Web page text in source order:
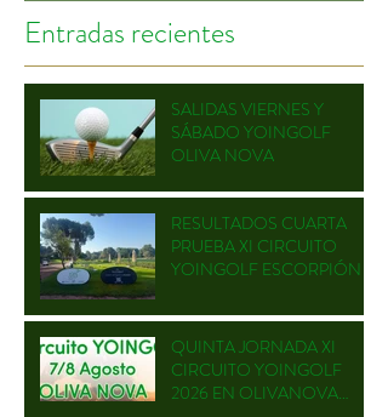
Entradas recientes
SALIDAS VIERNES Y
SÁBADO YOINGOLF
OLIVA NOVA
RESULTADOS CUARTA
PRUEBA XI CIRCUITO
YOINGOLF ESCORPIÓN
QUINTA JORNADA XI
CIRCUITO YOINGOLF
2026 EN OLIVANOVA